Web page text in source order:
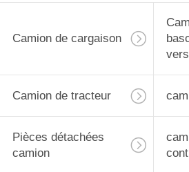
Camion de cargaison
Camion de tracteur
Pièces détachées
camion